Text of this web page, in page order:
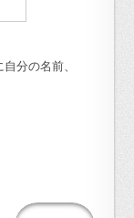
分の名前、